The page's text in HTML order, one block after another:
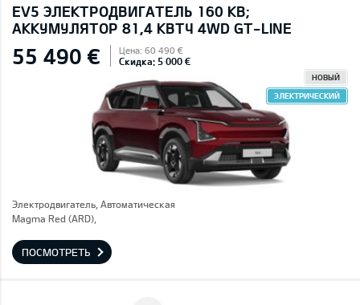
EV5 ЭЛЕКТРОДВИГАТЕЛЬ 160 КВ;
AККУМУЛЯТОР 81,4 КВТЧ 4WD GT-LINE
55 490 € Цена: 60 490 €
Скидка: 5 000 €
НОВЫЙ
ЭЛЕКТРИЧЕСКИЙ
Электродвигатель, Автоматическая
Magma Red (ARD),
ПОСМОТРЕТЬ